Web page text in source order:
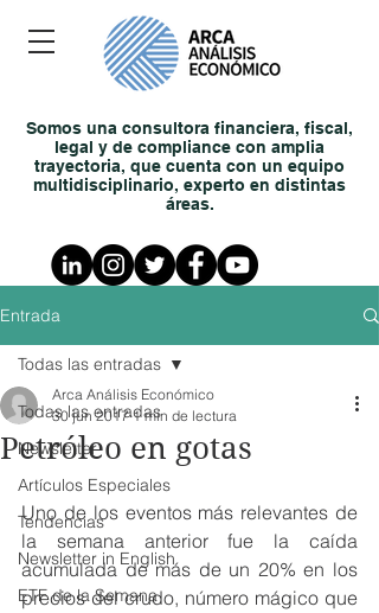
Somos una consultora financiera, fiscal,
legal y de compliance con amplia
trayectoria, que cuenta con un equipo
multidisciplinario, experto en distintas
áreas.
Entrada
Todas las entradas
Newsletter
Artículos Especiales
Tendencias
Newsletter in English
ETF de la Semana
Todas las entradas
Petróleo en gotas
Arca Análisis Económico
30 jun 2017 1 min de lectura
Uno de los eventos más relevantes de
la semana anterior fue la caída
acumulada de más de un 20% en los
precios del crudo, número mágico que